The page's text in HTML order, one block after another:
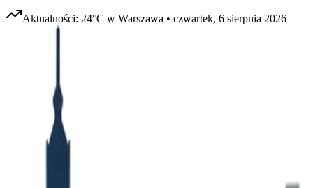
Aktualności: 24°C w Warszawa • czwartek, 6 sierpnia 2026